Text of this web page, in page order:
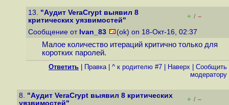
13. "Аудит VeraCrypt выявил 8
критических уязвимостей"
+ / –
Сообщение от Ivan_83 (ok) on 18-Окт-16, 02:37
Малое количество итераций критично только для
коротких паролей.
Ответить Правка| ^ к родителю #7 Наверх
Cообщить
модератору
8. "Аудит VeraCrypt выявил 8 критических
уязвимостей"
+ / –